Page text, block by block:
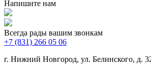
Напишите нам
Всегда рады вашим звонкам
+7 (831) 266 05 06
г. Нижний Новгород, ул. Белинского, д.